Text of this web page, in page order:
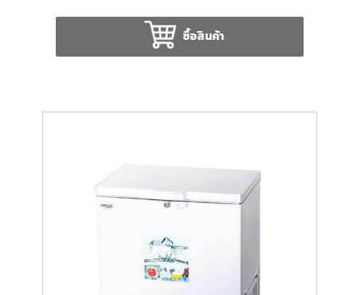
ซื้อสินค้า